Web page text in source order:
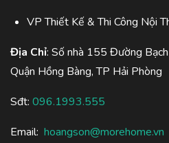
VP Thiết Kế & Thi Công Nội
Địa Chỉ: Số nhà 155 Đường
Quận Hồng Bàng, TP Hải Phòng
Sđt: 096.1993.555
Email: hoangson@morehome.vn